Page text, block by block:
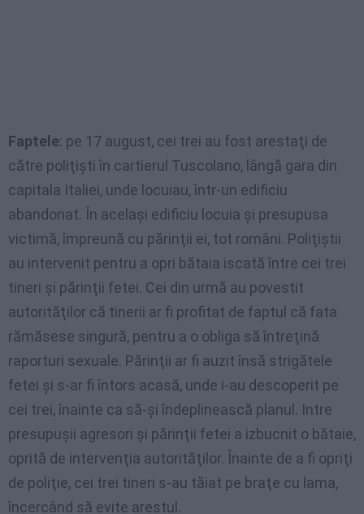
Faptele: pe 17 august, cei trei au fost arestaţi de
către poliţişti în cartierul Tuscolano, lângă gara din
capitala Italiei, unde locuiau, într-un edificiu
abandonat. În acelaşi edificiu locuia şi presupusa
victimă, împreună cu părinţii ei, tot români. Poliţiştii
au intervenit pentru a opri bătaia iscată între cei trei
tineri şi părinţii fetei. Cei din urmă au povestit
autorităţilor că tinerii ar fi profitat de faptul că fata
rămăsese singură, pentru a o obliga să întreţină
raporturi sexuale. Părinţii ar fi auzit însă strigătele
fetei şi s-ar fi întors acasă, unde i-au descoperit pe
cei trei, înainte ca să-şi îndeplinească planul. Intre
presupuşii agresori şi părinţii fetei a izbucnit o bătaie,
oprită de intervenţia autorităţilor. Înainte de a fi opriţi
de poliţie, cei trei tineri s-au tăiat pe braţe cu lama,
încercând să evite arestul.